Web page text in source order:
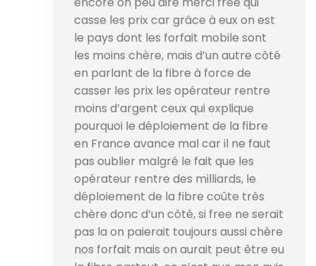
casse les prix car grâce à eux on est
le pays dont les forfait mobile sont
les moins chère, mais d’un autre côté
en parlant de la fibre à force de
casser les prix les opérateur rentre
moins d’argent ceux qui explique
pourquoi le déploiement de la fibre
en France avance mal car il ne faut
pas oublier malgré le fait que les
opérateur rentre des milliards, le
déploiement de la fibre coûte très
chère donc d’un côté, si free ne serait
pas la on paierait toujours aussi chère
nos forfait mais on aurait peut être eu